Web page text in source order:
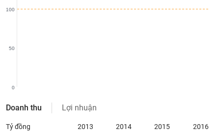
0
50
100
Doanh thu Lợi nhuận
Tỷ đồng 2013 2014 2015
2016
VỤ